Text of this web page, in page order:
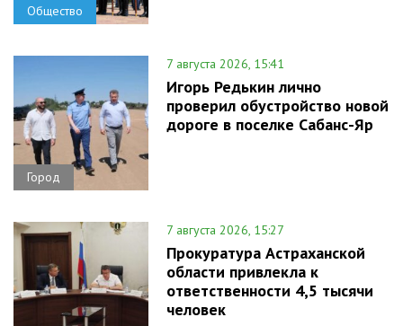
Общество
Город
7 августа 2026, 15:41
Игорь Редькин лично
проверил обустройство новой
дороге в поселке Сабанс-Яр
7 августа 2026, 15:27
Прокуратура Астраханской
области привлекла к
ответственности 4,5 тысячи
человек